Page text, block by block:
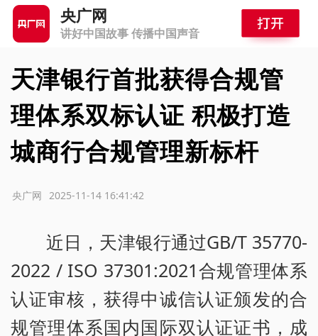
央广网
讲好中国故事 传播中国声音
天津银行首批获得合规管
理体系双标认证 积极打造
城商行合规管理新标杆
2025-11-14 16:41:42
央广网
近日，天津银行通过GB/T 35770-
2022 / ISO 37301:2021合规管理体系
认证审核，获得中诚信认证颁发的合
规管理体系国内国际双认证证书，成